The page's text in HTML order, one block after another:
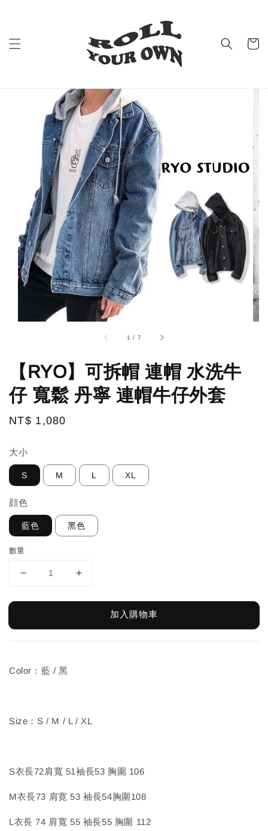
1 / 7
【RYO】可拆帽 連帽 水洗牛
仔 寬鬆 丹寧 連帽牛仔外套
Regular
NT$ 1,080
大小
S M L XL
顔色
藍色 黑色
數量
加入購物車
Color：藍 / 黑
Size：S / M / L / XL
S衣長72肩寬 51袖長53 胸圍 106
M衣長73 肩寛 53 袖長54胸圍108
L衣長 74 肩寬 55 袖長55 胸圍 112